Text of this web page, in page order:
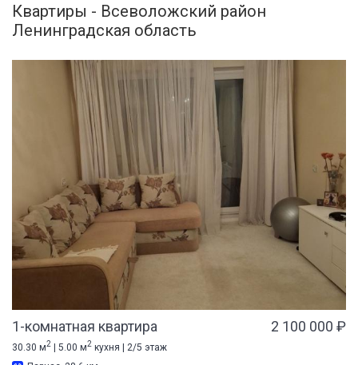
Квартиры - Всеволожский район
Ленинградская область
1-комнатная квартира 2 100 000 ₽
30.30 м2 | 5.00 м2 кухня | 2/5 этаж